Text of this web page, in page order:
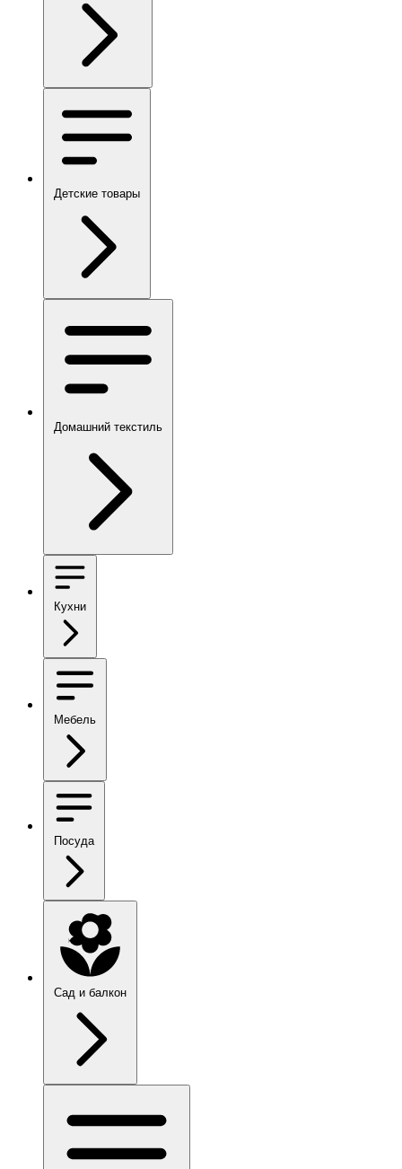
Детские товары
Домашний текстиль
Кухни
Мебель
Посуда
Сад и балкон